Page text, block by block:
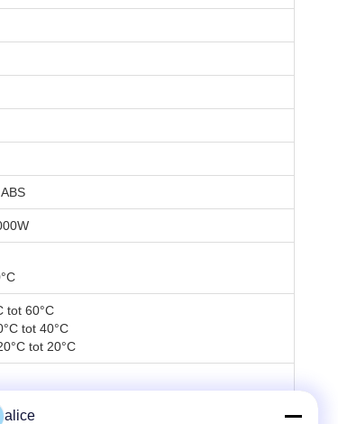
tot 60°C
tot 40°C
tot 20°C
alice